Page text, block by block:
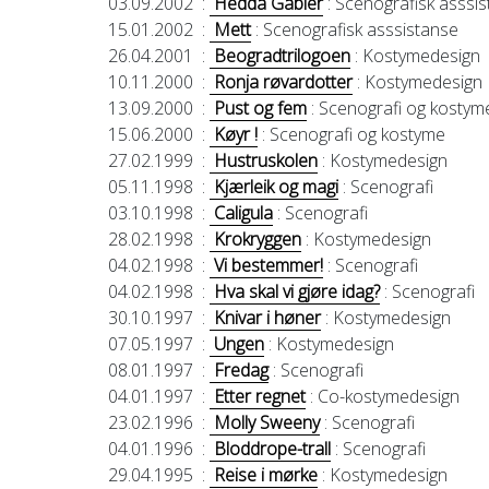
15.01.2002 : Mett: Scenografisk asssistanse
26.04.2001 : Beogradtrilogoen : Kostymedesign
10.11.2000 : Ronja røvardotter: Kostymedesign
13.09.2000 : Pust og fem : Scenografi og
15.06.2000 : Køyr ! : Scenografi og kostyme
27.02.1999 : Hustruskolen : Kostymedesign
05.11.1998 : Kjærleik og magi : Scenografi
03.10.1998 : Caligula : Scenografi
28.02.1998 : Krokryggen : Kostymedesign
04.02.1998 : Vi bestemmer! : Scenografi
04.02.1998 : Hva skal vi gjøre idag?: Scenografi
30.10.1997 : Knivar i høner: Kostymedesign
07.05.1997 : Ungen : Kostymedesign
08.01.1997 : Fredag: Scenografi
04.01.1997 : Etter regnet: Co-kostymedesign
23.02.1996 : Molly Sweeny: Scenografi
04.01.1996 : Bloddrope-trall : Scenografi
29.04.1995 : Reise i mørke : Kostymedesign